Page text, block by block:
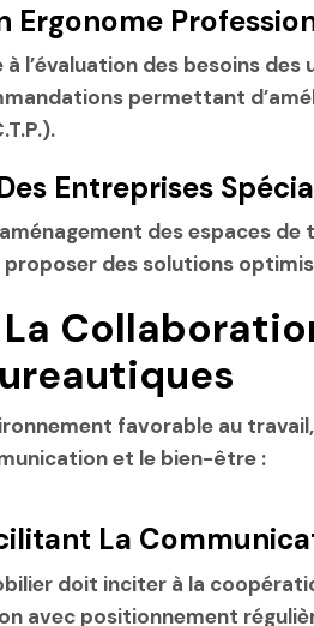
Ergonome
à l’évaluation des besoins
permettant
Entreprises
des espaces
des solutions
favorable au
et le bien-être :
La
doit inciter à la
avec positionnement